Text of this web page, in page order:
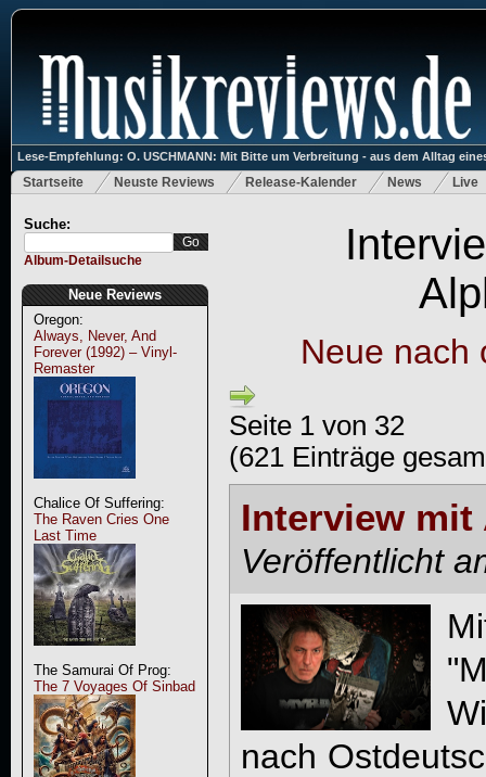
Lese-Empfehlung: O. USCHMANN: Mit Bitte um Verbreitung - aus dem Alltag
Startseite Neuste Reviews Release-Kalender News Live
Suche:
Album-Detailsuche
Neue Reviews
Oregon:
Always, Never, And
Forever (1992) – Vinyl-
Remaster
Chalice Of Suffering:
The Raven Cries One
Last Time
The Samurai Of Prog:
The 7 Voyages Of Sinbad
Neue nach
Seite 1 von 32
(621 Einträge
Interview mit
Veröffentlicht
nach